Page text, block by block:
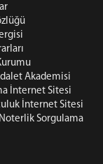
Akademisi
İnternet Sitesi
İnternet Sitesi
Sorgulama